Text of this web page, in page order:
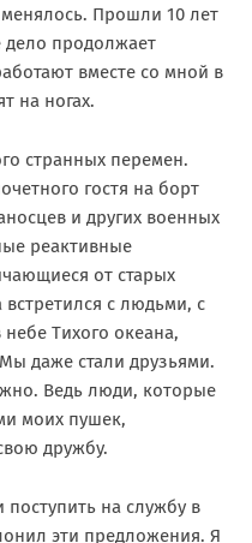
Прошли 10 лет
продолжает
вместе со мной в
на ногах.
странных перемен.
гостя на борт
и других военных
реактивные
от старых
с людьми, с
Тихого океана,
даже стали друзьями.
Ведь люди, которые
моих пушек,
дружбу.
на службу в
эти предложения. Я